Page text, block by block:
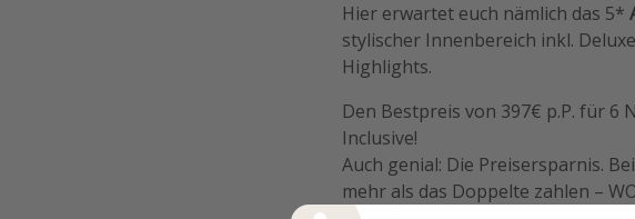
Hier erwartet euch nämlich das 5*
stylischer Innenbereich inkl.
Highlights.
Den Bestpreis von 397€ p.P. für 6
Inclusive!
Auch genial: Die Preisersparnis.
mehr als das Doppelte zahlen –